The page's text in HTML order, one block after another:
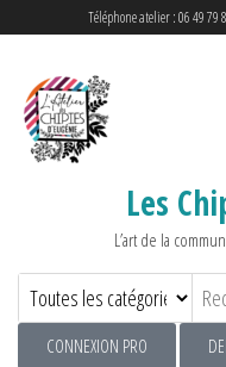
Téléphone atelier : 06 49 79
Les
L’art de la
CONNEXION PRO